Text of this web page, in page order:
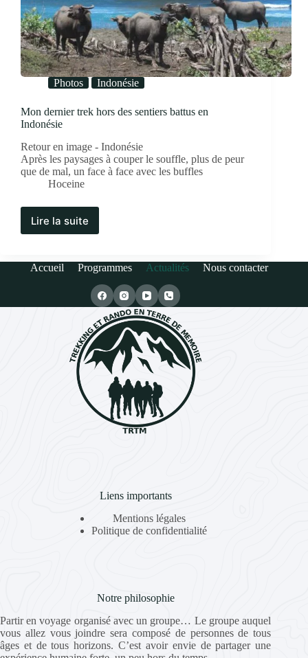
Photos Indonésie
Mon dernier trek hors des sentiers battus en
Indonésie
Retour en image - Indonésie
Après les paysages à couper le souffle, plus de peur
que de mal, un face à face avec les buffles
Hoceine
Lire la suite
Accueil Programmes Actualités Nous contacter
Liens importants
Mentions légales
Politique de confidentialité
Notre philosophie
Partir en voyage organisé avec un groupe… Le groupe auquel
vous allez vous joindre sera composé de personnes de tous
âges et de tous horizons. C’est avoir envie de partager une